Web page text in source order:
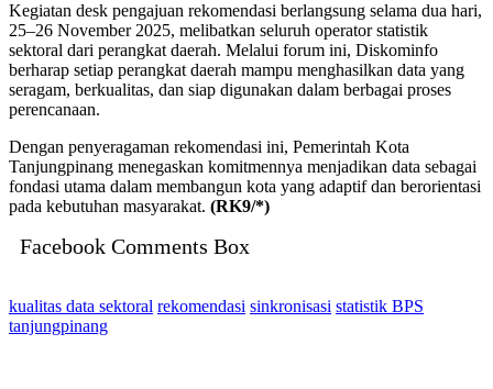
Kegiatan desk pengajuan rekomendasi berlangsung selama dua hari,
25–26 November 2025, melibatkan seluruh operator statistik
sektoral dari perangkat daerah. Melalui forum ini, Diskominfo
berharap setiap perangkat daerah mampu menghasilkan data yang
seragam, berkualitas, dan siap digunakan dalam berbagai proses
perencanaan.
Dengan penyeragaman rekomendasi ini, Pemerintah Kota
Tanjungpinang menegaskan komitmennya menjadikan data sebagai
fondasi utama dalam membangun kota yang adaptif dan berorientasi
pada kebutuhan masyarakat. (RK9/*)
Facebook Comments Box
kualitas data sektoral rekomendasi sinkronisasi statistik BPS
tanjungpinang